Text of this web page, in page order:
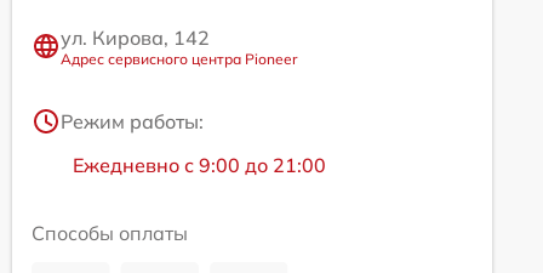
ул. Кирова, 142
Адрес сервисного центра Pioneer
Режим работы:
Ежедневно с 9:00 до 21:00
Способы оплаты